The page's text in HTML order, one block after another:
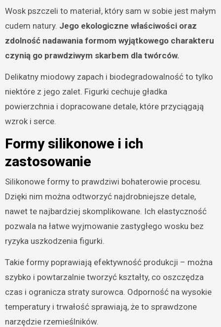
Wosk pszczeli to materiał, który sam w sobie jest małym
cudem natury. Jego ekologiczne właściwości oraz
zdolność nadawania formom wyjątkowego charakteru
czynią go prawdziwym skarbem dla twórców.
Delikatny miodowy zapach i biodegradowalność to tylko
niektóre z jego zalet. Figurki cechuje gładka
powierzchnia i dopracowane detale, które przyciągają
wzrok i serce.
Formy silikonowe i ich
zastosowanie
Silikonowe formy to prawdziwi bohaterowie procesu.
Dzięki nim można odtworzyć najdrobniejsze detale,
nawet te najbardziej skomplikowane. Ich elastyczność
pozwala na łatwe wyjmowanie zastygłego wosku bez
ryzyka uszkodzenia figurki.
Takie formy poprawiają efektywność produkcji – można
szybko i powtarzalnie tworzyć kształty, co oszczędza
czas i ogranicza straty surowca. Odporność na wysokie
temperatury i trwałość sprawiają, że to sprawdzone
narzędzie rzemieślników.